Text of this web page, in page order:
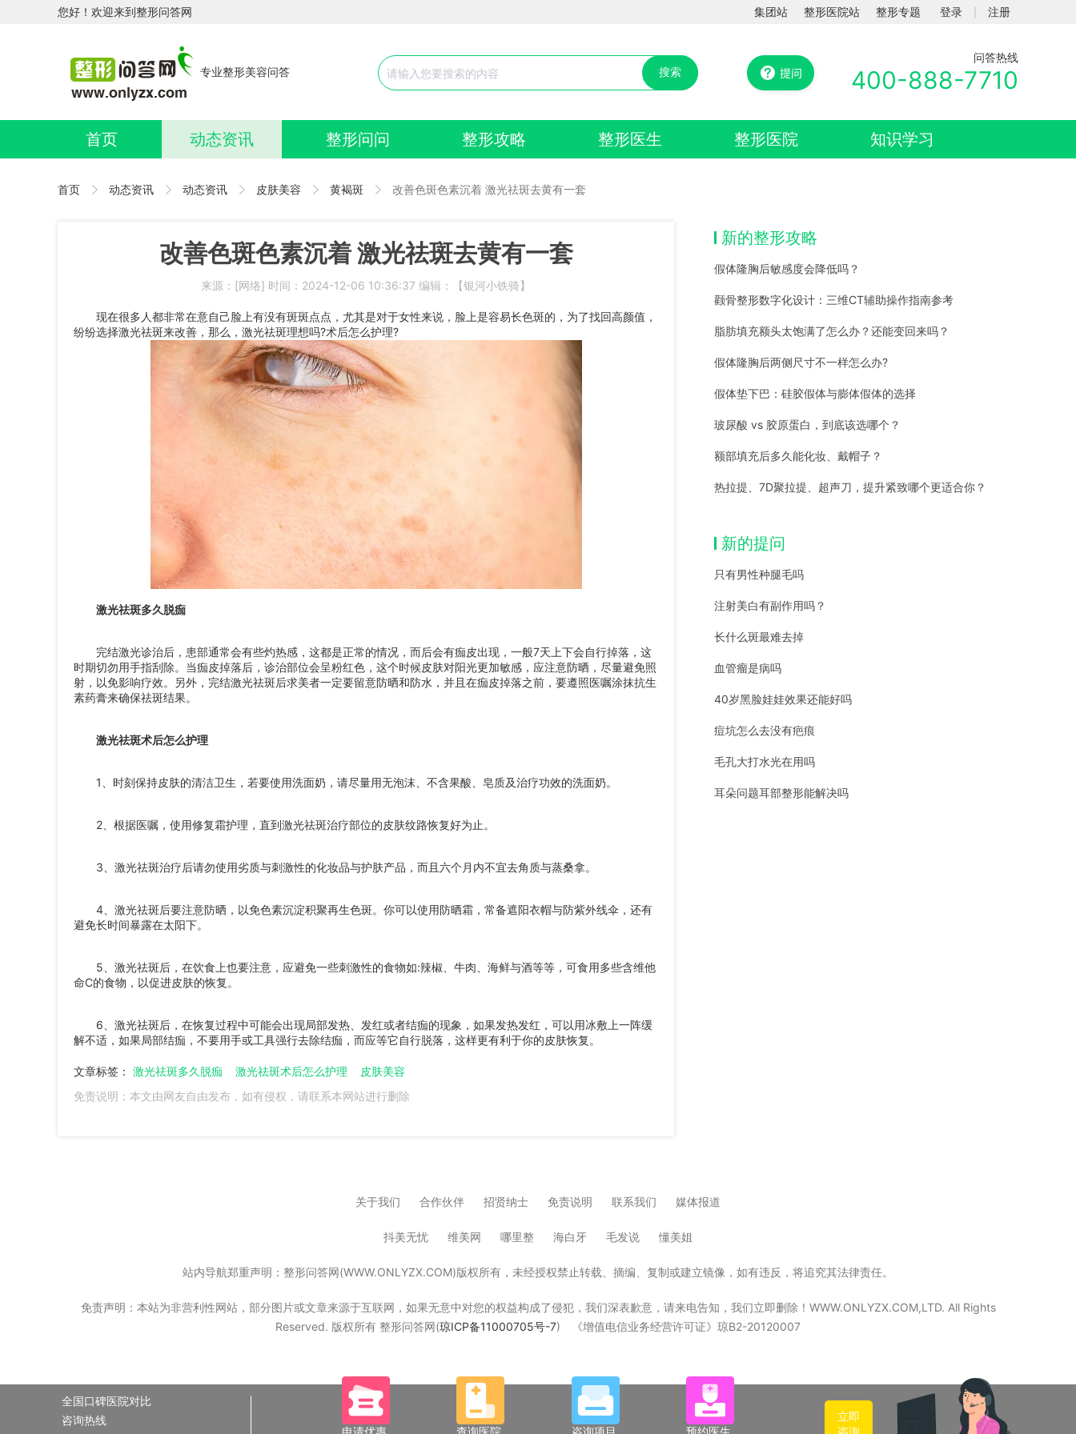
您好！欢迎来到整形问答网 集团站 整形医院站 整形专题 登录 注册
专业整形美容问答 搜索
问答热线
400-888-7710
首页 动态资讯 整形问问 整形攻略 整形医生 整形医院 知识学习
首页 动态资讯 动态资讯 皮肤美容 黄褐斑 改善色斑色素沉着 激光祛斑去黄有一套
改善色斑色素沉着 激光祛斑去黄有一套
来源：[网络] 时间：2024-12-06 10:36:37 编辑：【银河小铁骑】
现在很多人都非常在意自己脸上有没有斑斑点点，尤其是对于女性来说，脸上是容易长色斑的，为了找回高颜值，
纷纷选择激光祛斑来改善，那么，激光祛斑理想吗?术后怎么护理?
激光祛斑多久脱痂
完结激光诊治后，患部通常会有些灼热感，这都是正常的情况，而后会有痂皮出现，一般7天上下会自行掉落，这
时期切勿用手指刮除。当痂皮掉落后，诊治部位会呈粉红色，这个时候皮肤对阳光更加敏感，应注意防晒，尽量避免照
射，以免影响疗效。另外，完结激光祛斑后求美者一定要留意防晒和防水，并且在痂皮掉落之前，要遵照医嘱涂抹抗生
素药膏来确保祛斑结果。
激光祛斑术后怎么护理
1、时刻保持皮肤的清洁卫生，若要使用洗面奶，请尽量用无泡沫、不含果酸、皂质及治疗功效的洗面奶。
2、根据医嘱，使用修复霜护理，直到激光祛斑治疗部位的皮肤纹路恢复好为止。
3、激光祛斑治疗后请勿使用劣质与刺激性的化妆品与护肤产品，而且六个月内不宜去角质与蒸桑拿。
4、激光祛斑后要注意防晒，以免色素沉淀积聚再生色斑。你可以使用防晒霜，常备遮阳衣帽与防紫外线伞，还有
避免长时间暴露在太阳下。
5、激光祛斑后，在饮食上也要注意，应避免一些刺激性的食物如:辣椒、牛肉、海鲜与酒等等，可食用多些含维他
命C的食物，以促进皮肤的恢复。
6、激光祛斑后，在恢复过程中可能会出现局部发热、发红或者结痂的现象，如果发热发红，可以用冰敷上一阵缓
解不适，如果局部结痂，不要用手或工具强行去除结痂，而应等它自行脱落，这样更有利于你的皮肤恢复。
文章标签： 激光祛斑多久脱痂 激光祛斑术后怎么护理
皮肤美容
免责说明：本文由网友自由发布，如有侵权，请联系本网站进行删除
新的整形攻略
假体隆胸后敏感度会降低吗？
颧骨整形数字化设计：三维CT辅助操作指南参考
脂肪填充额头太饱满了怎么办？还能变回来吗？
假体隆胸后两侧尺寸不一样怎么办?
假体垫下巴：硅胶假体与膨体假体的选择
玻尿酸 vs 胶原蛋白，到底该选哪个？
额部填充后多久能化妆、戴帽子？
热拉提、7D聚拉提、超声刀，提升紧致哪个更适合你？
新的提问
只有男性种腿毛吗
注射美白有副作用吗？
长什么斑最难去掉
血管瘤是病吗
40岁黑脸娃娃效果还能好吗
痘坑怎么去没有疤痕
毛孔大打水光在用吗
耳朵问题耳部整形能解决吗
关于我们 合作伙伴 招贤纳士 免责说明 联系我们 媒体报道
抖美无忧 维美网 哪里整 海白牙 毛发说 懂美姐
站内导航郑重声明：整形问答网(WWW.ONLYZX.COM)版权所有，未经授权禁止转载、摘编、复制或建立镜像，如有违反，将追究其法律责任。
免责声明：本站为非营利性网站，部分图片或文章来源于互联网，如果无意中对您的权益构成了侵犯，我们深表歉意，请来电告知，我们立即删除！WWW.ONLYZX.COM,LTD. All Rights
Reserved. 版权所有 整形问答网(琼ICP备11000705号-7) 《增值电信业务经营许可证》琼B2-20120007
全国口碑医院对比
咨询热线
申请优惠 查询医院 咨询项目 预约医生
立即
咨询